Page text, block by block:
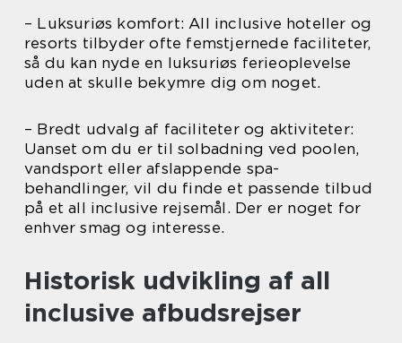
– Luksuriøs komfort: All inclusive hoteller og
resorts tilbyder ofte femstjernede faciliteter,
så du kan nyde en luksuriøs ferieoplevelse
uden at skulle bekymre dig om noget.
– Bredt udvalg af faciliteter og aktiviteter:
Uanset om du er til solbadning ved poolen,
vandsport eller afslappende spa-
behandlinger, vil du finde et passende tilbud
på et all inclusive rejsemål. Der er noget for
enhver smag og interesse.
Historisk udvikling af all
inclusive afbudsrejser